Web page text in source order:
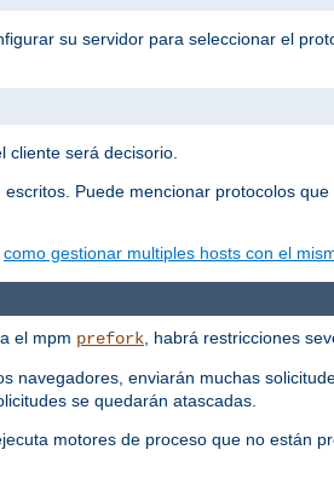
su servidor para seleccionar el
cliente será decisorio.
Puede mencionar protocolos
como gestionar multiples hosts con el
el mpm prefork, habrá restricciones
navegadores, enviarán muchas
se quedarán atascadas.
motores de proceso que no están